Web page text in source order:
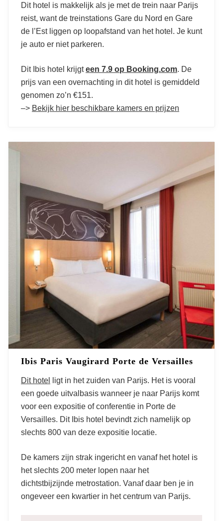
Dit hotel is makkelijk als je met de trein naar Parijs
reist, want de treinstations Gare du Nord en Gare
de l’Est liggen op loopafstand van het hotel. Je kunt
je auto er niet parkeren.
Dit Ibis hotel krijgteen 7.9 op Booking.com. De
prijs van een overnachting in dit hotel is gemiddeld
genomen zo’n €151.
–> Bekijk hier beschikbare kamers en prijzen
Ibis Paris Vaugirard Porte de Versailles
Dit hotel
ligt in het zuiden van Parijs. Het is vooral
een goede uitvalbasis wanneer je naar Parijs komt
voor een expositie of conferentie in Porte de
Versailles. Dit Ibis hotel bevindt zich namelijk op
slechts 800 van deze expositie locatie.
De kamers zijn strak ingericht en vanaf het hotel is
het slechts 200 meter lopen naar het
dichtstbijzijnde metrostation. Vanaf daar ben je in
ongeveer een kwartier in het centrum van Parijs.